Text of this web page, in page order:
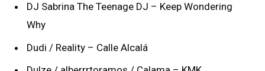
DJ Sabrina The Teenage DJ – Keep Wondering
Why
Dudi / Reality – Calle Alcalá